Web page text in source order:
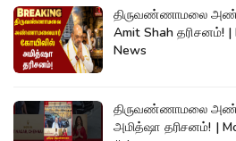
திருவண்ணாமலை
Amit Shah தரிசனம்! | Modi |
News
திருவண்ணாமலை
அமித்ஷா தரிசனம்! | Modi | BJP|